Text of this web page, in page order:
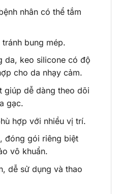
nhân có thể tắm
bung mép.
da, keo silicone có độ
cho da nhạy cảm.
giúp dễ dàng theo dõi
gạc.
hợp với nhiều vị trí.
đóng gói riêng biệt
vô khuẩn.
dễ sử dụng và thao